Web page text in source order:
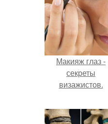
Макияж глаз -
секреты
визажистов.